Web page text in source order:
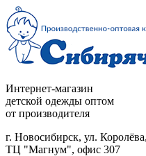
Интернет-магазин
детской одежды оптом
от производителя
г. Новосибирск, ул.
ТЦ "Магнум", офис 307